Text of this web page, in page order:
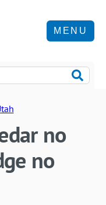
MENU
no
no